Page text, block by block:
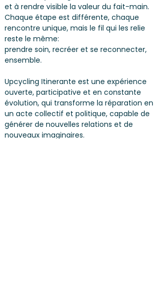
et à rendre visible la valeur du fait-main.
Chaque étape est différente, chaque
rencontre unique, mais le fil qui les relie
reste le même:
prendre soin, recréer et se reconnecter,
ensemble.
Upcycling Itinerante est une expérience
ouverte, participative et en constante
évolution, qui transforme la réparation en
un acte collectif et politique, capable de
générer de nouvelles relations et de
nouveaux imaginaires.